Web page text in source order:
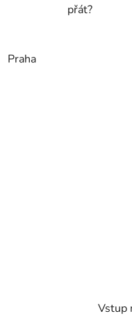
přát?
Praha
Vstup